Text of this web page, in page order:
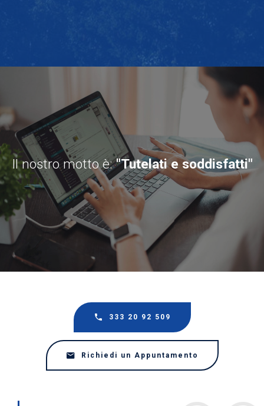
Il nostro motto è:"Tutelati e soddisfatti"
333 20 92 509
Richiedi un Appuntamento